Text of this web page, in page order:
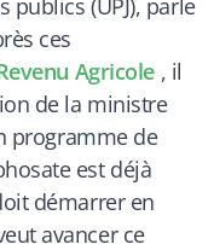
ces
Agricole , il
de la ministre
programme de
est déjà
démarrer en
avancer ce